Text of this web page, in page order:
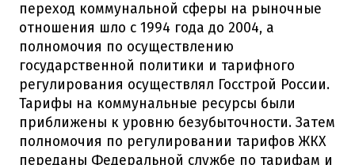
переход коммунальной сферы на рыночные
отношения шло с 1994 года до 2004, а
полномочия по осуществлению
государственной политики и тарифного
регулирования осуществлял Госстрой России.
Тарифы на коммунальные ресурсы были
приближены к уровню безубыточности. Затем
полномочия по регулировании тарифов ЖКХ
переданы Федеральной службе по тарифам и